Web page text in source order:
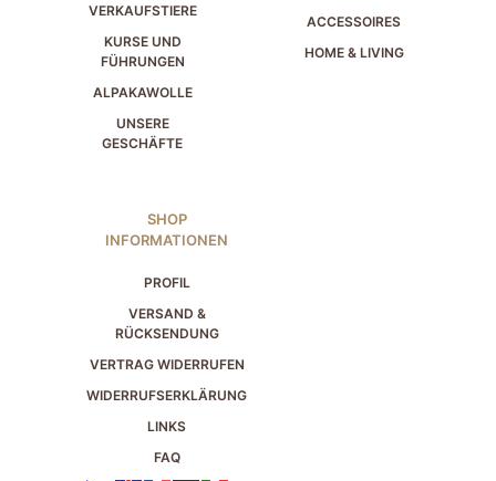
VERKAUFSTIERE
KURSE UND
FÜHRUNGEN
ALPAKAWOLLE
UNSERE
GESCHÄFTE
ACCESSOIRES
HOME & LIVING
SHOP
INFORMATIONEN
PROFIL
VERSAND &
RÜCKSENDUNG
VERTRAG WIDERRUFEN
WIDERRUFSERKLÄRUNG
LINKS
FAQ